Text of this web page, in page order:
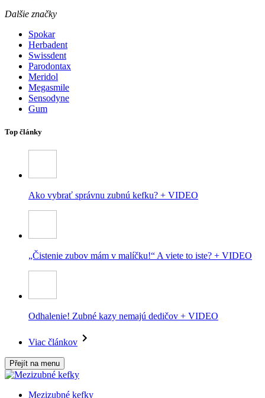
Dalšie značky
Spokar
Herbadent
Swissdent
Parodontax
Meridol
Megasmile
Sensodyne
Gum
Top články
Ako vybrať správnu zubnú kefku? + VIDEO
„Čistenie zubov mám v malíčku!“ A viete to iste? + VIDEO
Odhalenie! Zubné kazy nemajú dedičov + VIDEO
Viac článkov
Přejít na menu
Mezizubné kefky